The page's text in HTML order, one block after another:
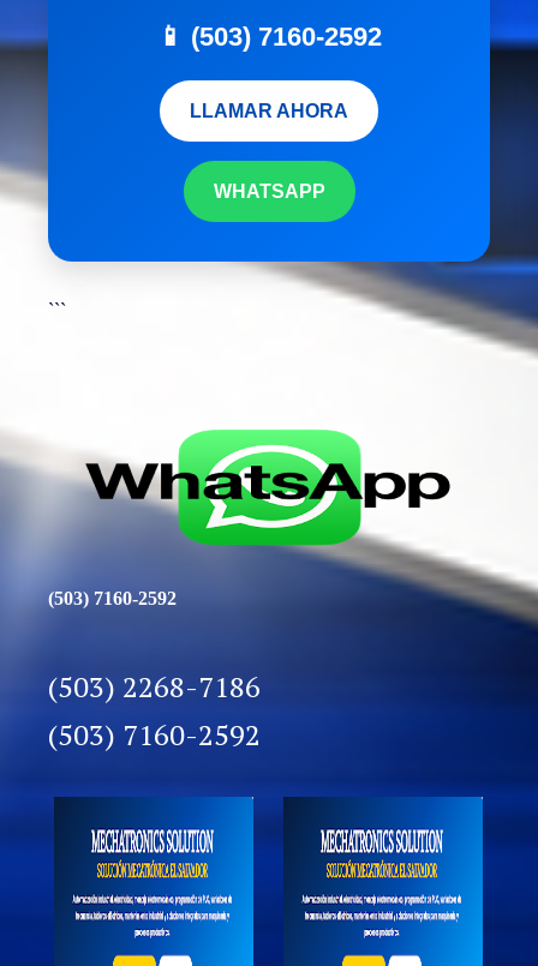
📱 (503) 7160-2592
LLAMAR AHORA
WHATSAPP
```
(503) 7160-2592
(503) 2268-7186
(503) 7160-2592